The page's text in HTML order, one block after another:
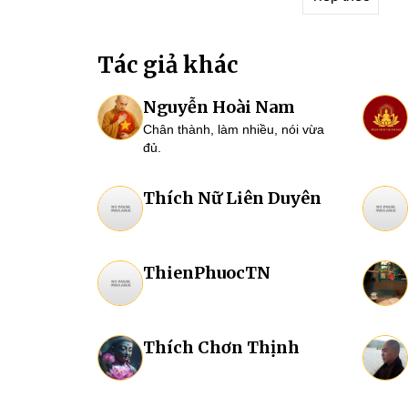
Tác giả khác
Nguyễn Hoài Nam
Chân thành, làm nhiều, nói vừa
đủ.
Thích Nữ Liên Duyên
ThienPhuocTN
Thích Chơn Thịnh